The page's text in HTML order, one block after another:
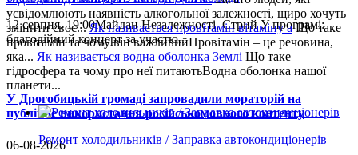
12 серпня, 19:00Майдан Незалежності, Стрий У програмі:—
благодійний концерт за участю...
У Дрогобицькій громаді запровадили мораторій на
публічне використання російськомовного контенту
06-08-2026
усвідомлюють наявність алкогольної залежності, щиро хочуть
змінити своє... Як називається провітамін вітаміну а Що таке
провітамін та чому він важливийПровітамін – це речовина,
яка... Як називається водна оболонка Землі Що таке
гідросфера та чому про неї питаютьВодна оболонка нашої
планети...
Ремонт холодильників / Заправка автокондиціонерів